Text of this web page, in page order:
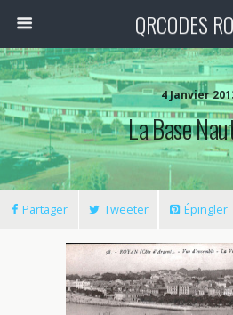
QRCODES
4 Janvier
La Base
Partager Tweeter Épingler